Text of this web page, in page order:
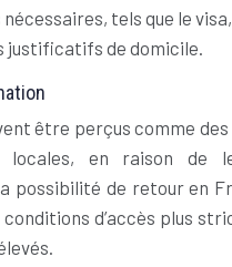
tels que le
justificatifs de domicile.
être perçus comme des
locales, en raison de
possibilité de retour en
d’accès plus